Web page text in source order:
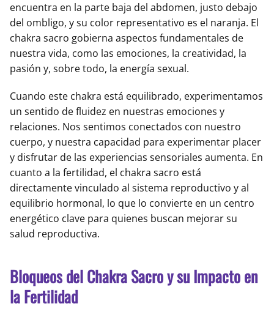
encuentra en la parte baja del abdomen, justo debajo
del ombligo, y su color representativo es el naranja. El
chakra sacro gobierna aspectos fundamentales de
nuestra vida, como las emociones, la creatividad, la
pasión y, sobre todo, la energía sexual.
Cuando este chakra está equilibrado, experimentamos
un sentido de fluidez en nuestras emociones y
relaciones. Nos sentimos conectados con nuestro
cuerpo, y nuestra capacidad para experimentar placer
y disfrutar de las experiencias sensoriales aumenta. En
cuanto a la fertilidad, el chakra sacro está
directamente vinculado al sistema reproductivo y al
equilibrio hormonal, lo que lo convierte en un centro
energético clave para quienes buscan mejorar su
salud reproductiva.
Bloqueos del Chakra Sacro y su Impacto en
la Fertilidad